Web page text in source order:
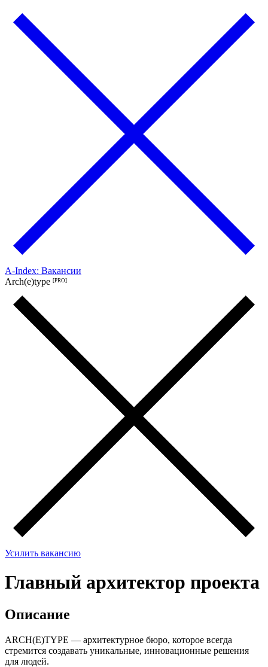
A-Index: Вакансии
Arch(e)type [PRO]
Усилить вакансию
Главный архитектор проекта
Описание
ARCH(E)TYPE — архитектурное бюро, которое всегда
стремится создавать уникальные, инновационные решения
для людей.